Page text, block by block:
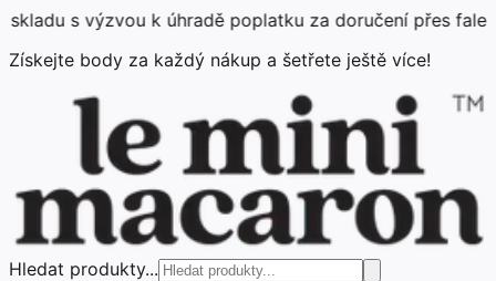
výzvou k úhradě poplatku za doručení přes falešnou
Získejte body za každý nákup a šetřete ještě více!
Hledat produkty...